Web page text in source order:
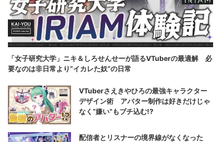
「女子研究大学」ニキ＆しろせんせーが語るVTuberの最適解 必
要なのは非日常より“イカレた奴”の日常
VTuberさえきやひろの最強キャラクター
デザイン術 アバター制作は好きだけじゃ
なく“嫌い”もブチ込む!?
配信者とリスナーの境界線がなくなった